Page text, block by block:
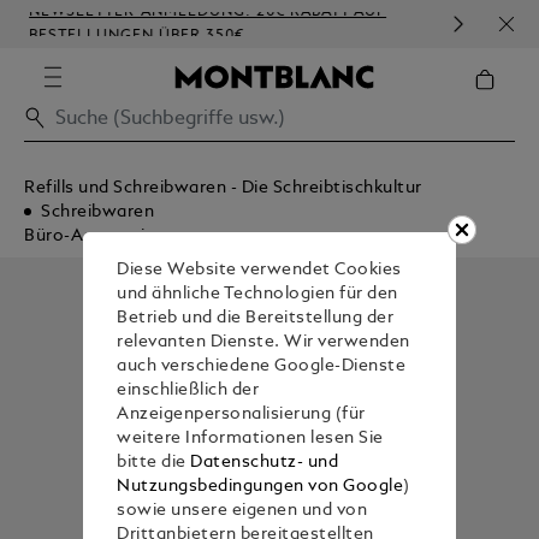
NEWSLETTER-ANMELDUNG: 20€ RABATT AUF
BESTELLUNGEN ÜBER 350€
Refills und Schreibwaren - Die Schreibtischkultur
Schreibwaren
Büro-Accessoires
Diese Website verwendet Cookies
und ähnliche Technologien für den
Betrieb und die Bereitstellung der
relevanten Dienste. Wir verwenden
auch verschiedene Google-Dienste
einschließlich der
Anzeigenpersonalisierung (für
weitere Informationen lesen Sie
bitte die Datenschutz- und
Nutzungsbedingungen von Google)
sowie unsere eigenen und von
Drittanbietern bereitgestellten